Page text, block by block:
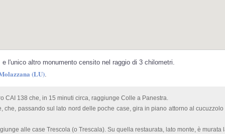
l'unico altro monumento censito nel raggio di 3 chilometri.
(LU).
CAI 138 che, in 15 minuti circa, raggiunge Colle a Panestra.
passando sul lato nord delle poche case, gira in piano attorno al
alle case Trescola (o Trescala). Su quella restaurata, lato monte, è murata